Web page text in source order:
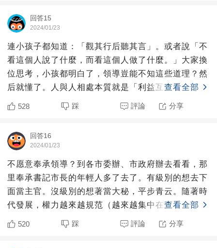
回答15
2024/01/23
連小孩子都知道：「觀其行后聽其言」。或者說「不
看這個人說了什麼，而看這個人做了什麼。」大家換
位思考，小孩都明白了，領導豈能不知這些道理？然
后就懂了。人與人相處本質就是「利益互換」，或者
說對于領導你有沒
查看全部
528 踩 評論 分享
回答16
2024/01/23
不愿意奉承領導？到各市委辦、市政府辦去看看，那
里奉承書記市長的年輕人多了去了。有級別的想去下
面當主官。沒級別的想著當大秘，平步青云。隨著時
代發展，權力越來越規范（越來越集中在少數人手
里）。現在的年輕人
查看全部
520 踩 評論 分享